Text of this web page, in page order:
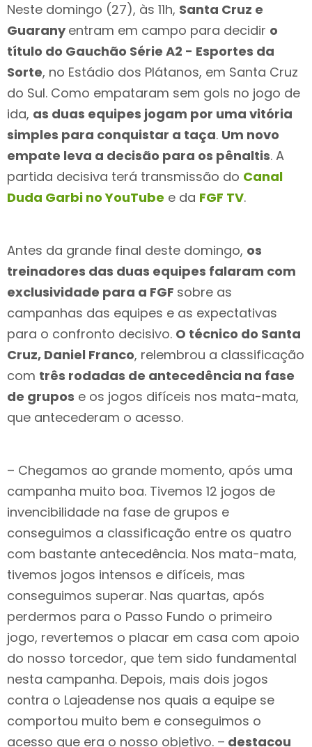
Neste domingo (27), às 11h, Santa Cruz e
Guaranyentram em campo para decidir o
título do Gauchão Série A2 - Esportes da
Sorte, no Estádio dos Plátanos, em Santa Cruz
do Sul. Como empataram sem gols no jogo de
ida, as duas equipes jogam por uma vitória
simples para conquistar a taça. Um novo
empate leva a decisão para os pênaltis. A
partida decisiva terá transmissão do Canal
Duda Garbi no YouTube e da FGF TV.
Antes da grande final deste domingo, os
treinadores das duas equipes falaram com
exclusividade para a FGF sobre as
campanhas das equipes e as expectativas
para o confronto decisivo. O técnico do Santa
Cruz, Daniel Franco, relembrou a classificação
com três rodadas de antecedência na fase
de grupos e os jogos difíceis nos mata-mata,
que antecederam o acesso.
– Chegamos ao grande momento, após uma
campanha muito boa. Tivemos 12 jogos de
invencibilidade na fase de grupos e
conseguimos a classificação entre os quatro
com bastante antecedência. Nos mata-mata,
tivemos jogos intensos e difíceis, mas
conseguimos superar. Nas quartas, após
perdermos para o Passo Fundo o primeiro
jogo, revertemos o placar em casa com apoio
do nosso torcedor, que tem sido fundamental
nesta campanha. Depois, mais dois jogos
contra o Lajeadense nos quais a equipe se
comportou muito bem e conseguimos o
acesso que era o nosso objetivo. – destacou